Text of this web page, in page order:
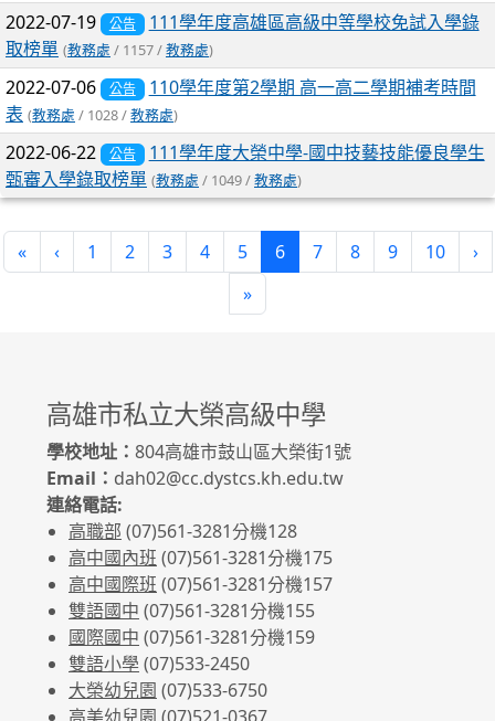
2022-07-19 公告
111學年度高雄區高級中等學校免試入學錄
取榜單 (教務處 / 1157 /教務處)
2022-07-06 公告
110學年度第2學期 高一高二學期補考時間
表 (教務處 / 1028 /教務處)
2022-06-22 公告
111學年度大榮中學-國中技藝技能優良學生
甄審入學錄取榜單 (教務處 / 1049 /教務處)
« ‹ 1 2 3 4 5 6(current)
7 8 9 10
›
»
高雄市私立大榮高級中學
學校地址： 804高雄市鼓山區大榮街1號
Email： dah02@cc.dystcs.kh.edu.tw
連絡電話:
高職部 (07)561-3281分機128
高中國內班 (07)561-3281分機175
高中國際班 (07)561-3281分機157
雙語國中 (07)561-3281分機155
國際國中 (07)561-3281分機159
雙語小學(07)533-2450
大榮幼兒園 (07)533-6750